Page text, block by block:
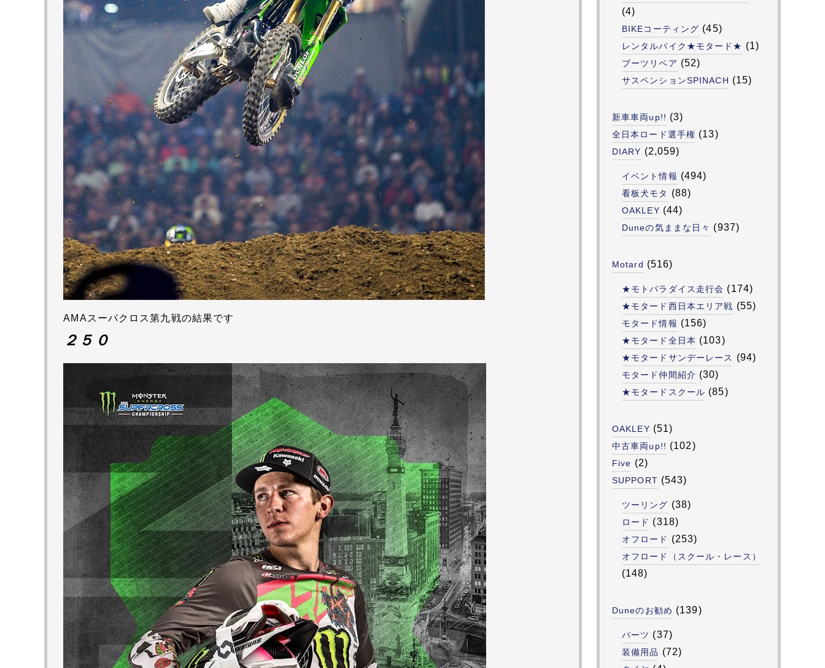
AMAスーパクロス第九戦の結果です
２５０
(4)
BIKEコーティング (45)
レンタルバイク★モタード★ (1)
ブーツリペア (52)
サスペンションSPINACH (15)
新車車両up!! (3)
全日本ロード選手権 (13)
DIARY (2,059)
イベント情報 (494)
看板犬モタ (88)
OAKLEY (44)
Duneの気ままな日々 (937)
Motard (516)
★モトパラダイス走行会 (174)
★モタード西日本エリア戦 (55)
モタード情報 (156)
★モタード全日本 (103)
★モタードサンデーレース (94)
モタード仲間紹介 (30)
★モタードスクール (85)
OAKLEY (51)
中古車両up!! (102)
Five (2)
SUPPORT (543)
ツーリング (38)
ロード (318)
オフロード (253)
オフロード（スクール・レース）
(148)
Duneのお勧め (139)
パーツ (37)
装備用品 (72)